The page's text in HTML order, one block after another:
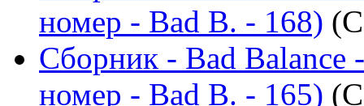
номер - Bad B. - 168)
Сборник - Bad Balance
номер - Bad B. - 165)